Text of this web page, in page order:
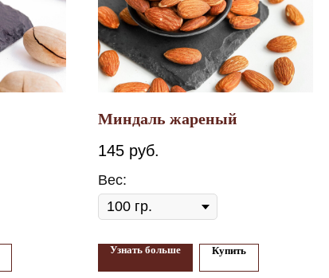
Миндаль жареный
145 руб.
Вес:
Узнать больше Купить